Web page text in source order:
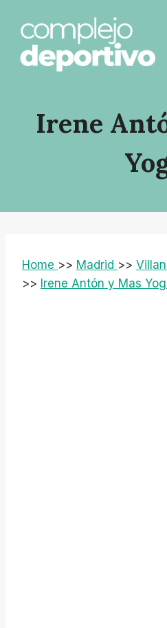
contenido
Irene
Home >> Madrid >>
>> Irene Antón y Mas